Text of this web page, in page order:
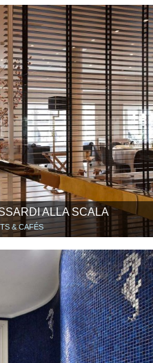
ALLA SCALA
& CAFÉS